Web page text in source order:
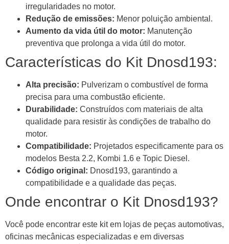
irregularidades no motor.
Redução de emissões: Menor poluição ambiental.
Aumento da vida útil do motor: Manutenção
preventiva que prolonga a vida útil do motor.
Características do Kit Dnosd193:
Alta precisão: Pulverizam o combustível de forma
precisa para uma combustão eficiente.
Durabilidade: Construídos com materiais de alta
qualidade para resistir às condições de trabalho do
motor.
Compatibilidade: Projetados especificamente para os
modelos Besta 2.2, Kombi 1.6 e Topic Diesel.
Código original: Dnosd193, garantindo a
compatibilidade e a qualidade das peças.
Onde encontrar o Kit Dnosd193?
Você pode encontrar este kit em lojas de peças automotivas,
oficinas mecânicas especializadas e em diversas